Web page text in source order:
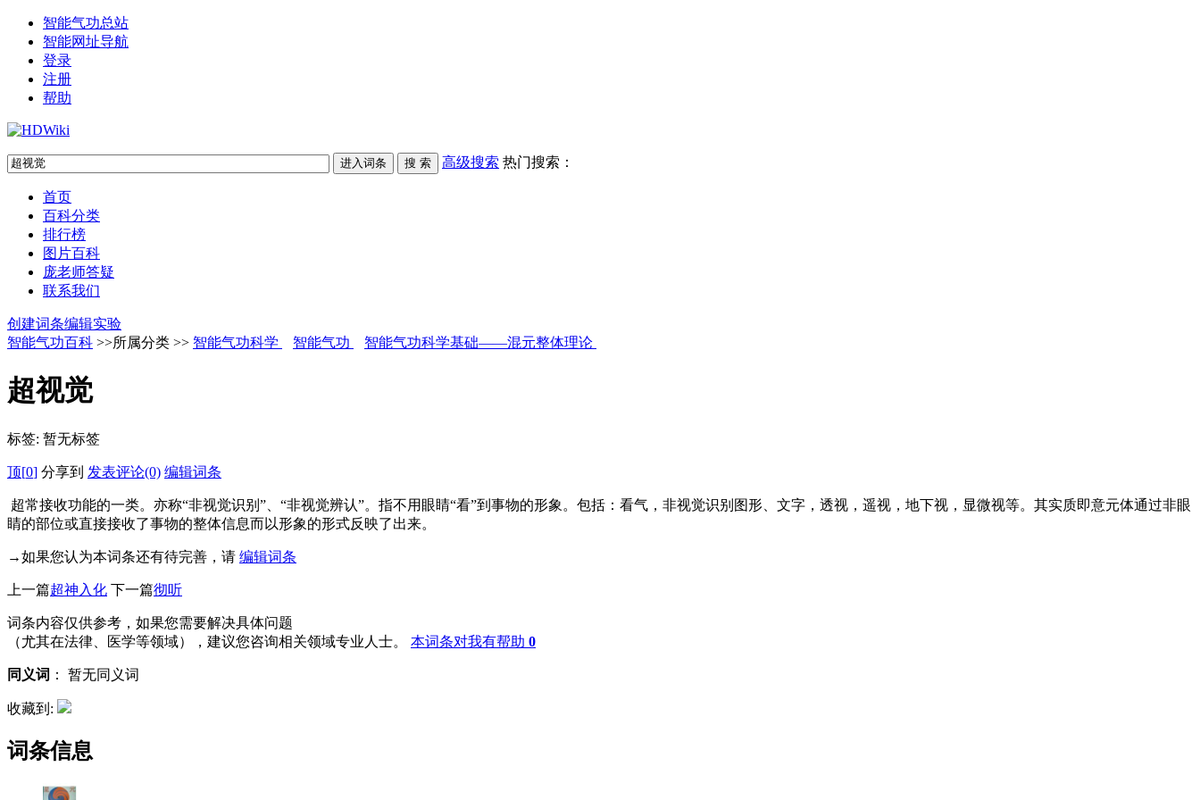
智能气功总站
智能网址导航
登录
注册
帮助
高级搜索 热门搜索：
首页
百科分类
排行榜
图片百科
庞老师答疑
联系我们
创建词条编辑实验
智能气功百科 >>所属分类 >> 智能气功科学 智能气功 智能气功科学基础——混元整体理论
超视觉
标签: 暂无标签
顶[0] 分享到 发表评论(0) 编辑词条
超常接收功能的一类。亦称“非视觉识别”、“非视觉辨认”。指不用眼睛“看”到事物的形象。包括：看气，非视觉识别图形、文字，透视，遥视，地下视，显微视等。其实质即意元体通过非眼
睛的部位或直接接收了事物的整体信息而以形象的形式反映了出来。
→如果您认为本词条还有待完善，请 编辑词条
上一篇超神入化 下一篇彻听
词条内容仅供参考，如果您需要解决具体问题
（尤其在法律、医学等领域），建议您咨询相关领域专业人士。
本词条对我有帮助 0
同义词 ： 暂无同义词
收藏到:
词条信息